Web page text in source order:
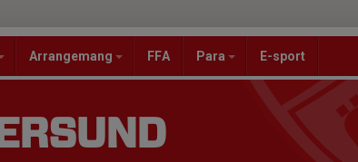
Arrangemang FFA Para E-sport